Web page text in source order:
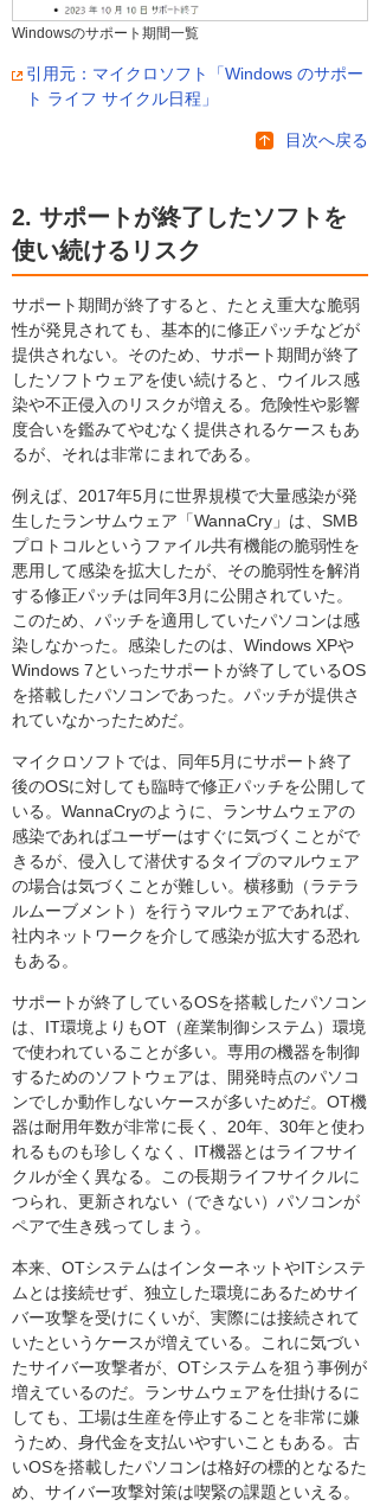
Windowsのサポート期間一覧
引用元：マイクロソフト「Windows のサポー
ト ライフ サイクル日程」
目次へ戻る
2. サポートが終了したソフトを
使い続けるリスク
サポート期間が終了すると、たとえ重大な脆弱
性が発見されても、基本的に修正パッチなどが
提供されない。そのため、サポート期間が終了
したソフトウェアを使い続けると、ウイルス感
染や不正侵入のリスクが増える。危険性や影響
度合いを鑑みてやむなく提供されるケースもあ
るが、それは非常にまれである。
例えば、2017年5月に世界規模で大量感染が発
生したランサムウェア「WannaCry」は、SMB
プロトコルというファイル共有機能の脆弱性を
悪用して感染を拡大したが、その脆弱性を解消
する修正パッチは同年3月に公開されていた。
このため、パッチを適用していたパソコンは感
染しなかった。感染したのは、Windows XPや
Windows 7といったサポートが終了しているOS
を搭載したパソコンであった。パッチが提供さ
れていなかったためだ。
マイクロソフトでは、同年5月にサポート終了
後のOSに対しても臨時で修正パッチを公開して
いる。WannaCryのように、ランサムウェアの
感染であればユーザーはすぐに気づくことがで
きるが、侵入して潜伏するタイプのマルウェア
の場合は気づくことが難しい。横移動（ラテラ
ルムーブメント）を行うマルウェアであれば、
社内ネットワークを介して感染が拡大する恐れ
もある。
サポートが終了しているOSを搭載したパソコン
は、IT環境よりもOT（産業制御システム）環境
で使われていることが多い。専用の機器を制御
するためのソフトウェアは、開発時点のパソコ
ンでしか動作しないケースが多いためだ。OT機
器は耐用年数が非常に長く、20年、30年と使わ
れるものも珍しくなく、IT機器とはライフサイ
クルが全く異なる。この長期ライフサイクルに
つられ、更新されない（できない）パソコンが
ペアで生き残ってしまう。
本来、OTシステムはインターネットやITシステ
ムとは接続せず、独立した環境にあるためサイ
バー攻撃を受けにくいが、実際には接続されて
いたというケースが増えている。これに気づい
たサイバー攻撃者が、OTシステムを狙う事例が
増えているのだ。ランサムウェアを仕掛けるに
しても、工場は生産を停止することを非常に嫌
うため、身代金を支払いやすいこともある。古
いOSを搭載したパソコンは格好の標的となるた
め、サイバー攻撃対策は喫緊の課題といえる。